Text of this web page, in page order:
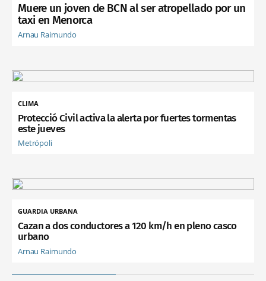
Muere un joven de BCN al ser atropellado por un
taxi en Menorca
Arnau Raimundo
CLIMA
Protecció Civil activa la alerta por fuertes tormentas
este jueves
Metrópoli
GUARDIA URBANA
Cazan a dos conductores a 120 km/h en pleno casco
urbano
Arnau Raimundo